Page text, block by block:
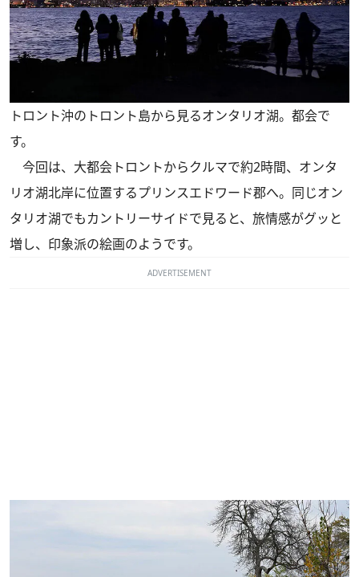
トロント沖のトロント島から見るオンタリオ湖。都会で
す。
今回は、大都会トロントからクルマで約2時間、オンタ
リオ湖北岸に位置するプリンスエドワード郡へ。同じオン
タリオ湖でもカントリーサイドで見ると、旅情感がグッと
増し、印象派の絵画のようです。
ADVERTISEMENT